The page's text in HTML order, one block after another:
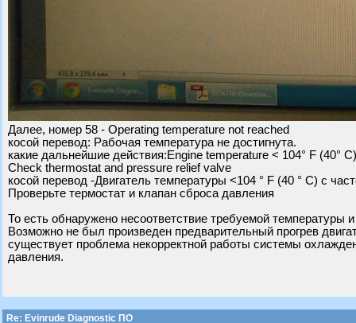
Далее, номер 58 - Operating temperature not reached
косой перевод: Рабочая температура не достигнута.
какие дальнейшие действия:Engine temperature < 104° F (40°
Check thermostat and pressure relief valve
косой перевод -Двигатель температуры <104 ° F (40 ° C) с
Проверьте термостат и клапан сброса давления
То есть обнаружено несоответствие требуемой
Возможно не был произведен предварительный прогрев
существует проблема некорректной работы системы
давления.
Re: Evinrude Diagnostic ПО